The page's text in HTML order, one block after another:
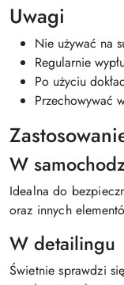
Uwagi
Nie używać na
Regularnie
Po użyciu
Przechowywać
W
Idealna do
oraz innych
W detailingu
Świetnie sprawdzi